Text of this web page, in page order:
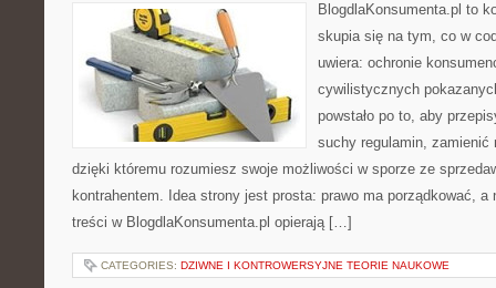
BlogdlaKonsumenta.pl to
skupia się na tym, co w
uwiera: ochronie
cywilistycznych
powstało po to, aby
suchy regulamin,
dzięki któremu rozumiesz swoje możliwości w sporze ze
kontrahentem. Idea strony jest prosta: prawo ma porządkować, a
treści w BlogdlaKonsumenta.pl opierają […]
CATEGORIES: DZIWNE I KONTROWERSYJNE TEORIE NAUKOWE